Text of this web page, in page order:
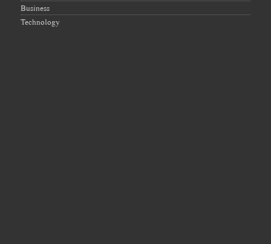
Business
Technology